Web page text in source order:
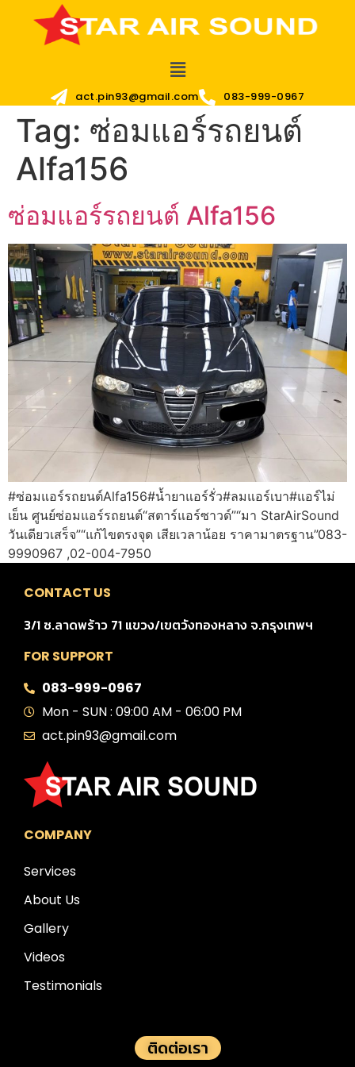
act.pin93@gmail.com 083-999-0967
Tag: ซ่อมแอร์รถยนต์
Alfa156
ซ่อมแอร์รถยนต์ Alfa156
#ซ่อมแอร์รถยนต์Alfa156#น้ำยาแอร์รั่ว#ลมแอร์เบา#แอร์ไม่
เย็น ศูนย์ซ่อมแอร์รถยนต์“สตาร์แอร์ซาวด์”“มา StarAirSound
วันเดียวเสร็จ”“แก้ไขตรงจุด เสียเวลาน้อย ราคามาตรฐาน”083-
9990967 ,02-004-7950
CONTACT US
3/1 ซ.ลาดพร้าว 71 แขวง/เขตวังทองหลาง จ.กรุงเทพฯ
FOR SUPPORT
083-999-0967
Mon - SUN : 09:00 AM - 06:00 PM
act.pin93@gmail.com
COMPANY
Services
About Us
Gallery
Videos
Testimonials
ติดต่อเรา